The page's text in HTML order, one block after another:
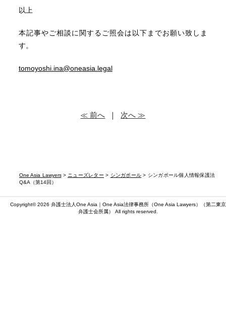
One Asia Lawyers> ニューズレター > シンガポール > シンガポール個人情報保護法
Q&A（第14回）
以上
本記事やご相談に関するご照会は以下までお願い致しま
す。
tomoyoshi.ina@oneasia.legal
≪ 前へ ｜ 次へ ≫
Copyright© 2026 弁護士法人One Asia｜One Asia法律事務所（One Asia Lawyers）（第二東京
弁護士会所属） All rights reserved.